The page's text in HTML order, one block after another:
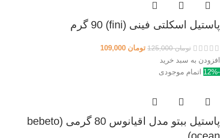
پاستیل اسکلتی فینی (fini) 90 گرم
تومان125,000 تومان
افزودن به سبد خرید
-12%
اتمام موجودی
پاستیل ببتو مدل اقیانوس 80 گرمی (bebeto